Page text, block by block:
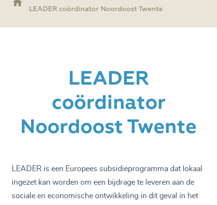
LEADER coördinator Noordoost Twente
LEADER
coördinator
Noordoost Twente
LEADER is een Europees subsidieprogramma dat lokaal
ingezet kan worden om een bijdrage te leveren aan de
sociale en economische ontwikkeling in dit geval in het